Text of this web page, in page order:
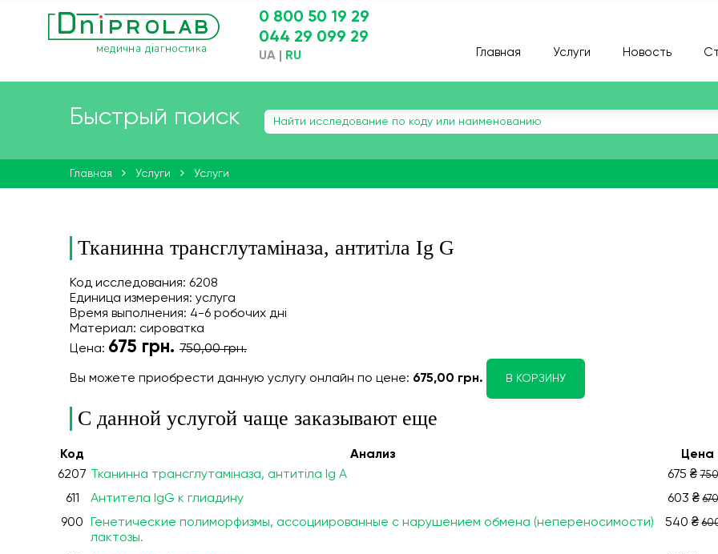
0 800 50 19 29
044 29 099 29
UA RU Главная Услуги Новость
Быстрый поиск
Главная Услуги Услуги
Тканинна трансглутаміназа, антитіла Ig G
Код исследования: 6208
Единица измерения: услуга
Время выполнения: 4-6 робочих дні
Материал: сироватка
Цена: 675 грн. 750,00 грн.
Вы можете приобрести данную услугу онлайн по цене: 675,00 грн. В КОРЗИНУ
С данной услугой чаще заказывают еще
Код Анализ
Цена
6207
Тканинна трансглутаміназа, антитіла Ig A 675 ₴
611 Антитела IgG к глиадину 603 ₴
900
Генетические полиморфизмы, ассоциированные с нарушением обмена (непереносимости)
лактозы.
540 ₴